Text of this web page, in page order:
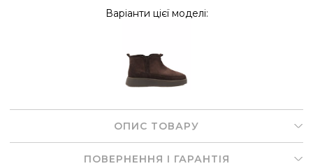
Варіанти цієї моделі:
ОПИС ТОВАРУ
ПОВЕРНЕННЯ І ГАРАНТІЯ